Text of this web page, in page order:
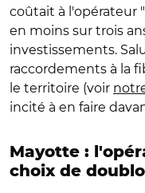
coûtait à l'opérateur
en moins sur trois
investissements.
raccordements à la
le territoire (voir
incité à en faire
Mayotte :
choix de